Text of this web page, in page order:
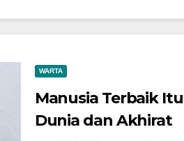
WARTA
Manusia Terbaik
Dunia dan Akhirat